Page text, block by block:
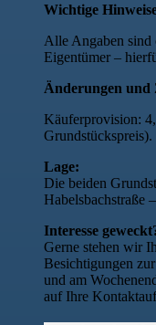
Wichtige
Alle Angaben sind
Eigentümer –
Änderungen und
Käuferprovision:
Grundstückspreis).
Lage:
Die beiden
Habelsbachstraße
Interesse
Gerne stehen wir
Besichtigungen
und am
auf Ihre